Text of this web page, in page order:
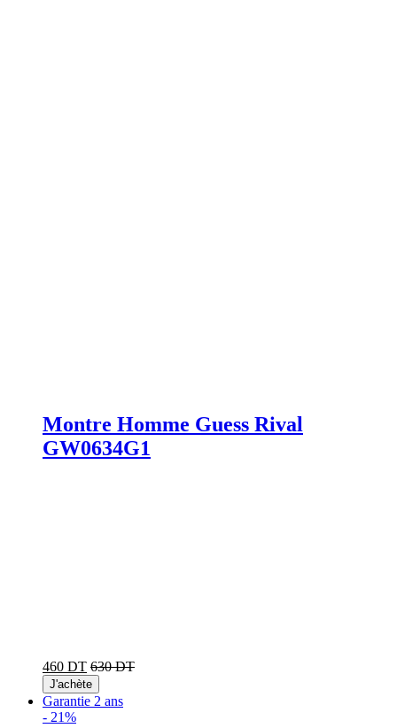
Montre Homme Guess Rival
GW0634G1
460 DT 630 DT
J'achète
Garantie 2 ans
- 21%